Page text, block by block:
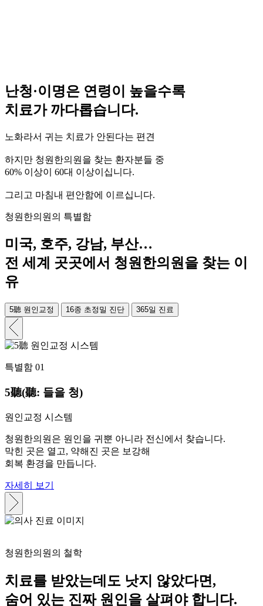
난청·이명은 연령이 높을수록
치료가 까다롭습니다.
노화라서 귀는 치료가 안된다는 편견
하지만 청원한의원을 찾는 환자분들 중
60% 이상이 60대 이상이십니다.
그리고 마침내 편안함에 이르십니다.
청원한의원의 특별함
미국, 호주, 강남, 부산…
전 세계 곳곳에서 청원한의원을 찾는 이
유
5聽 원인교정 16종 초정밀 진단 365일 진료
특별함 01
5聽(聽: 들을 청)
원인교정 시스템
청원한의원은 원인을 귀뿐 아니라 전신에서 찾습니다.
막힌 곳은 열고, 약해진 곳은 보강해
회복 환경을 만듭니다.
자세히 보기
청원한의원의 철학
치료를 받았는데도 낫지 않았다면,
숨어 있는 진짜 원인을 살펴야 합니다.